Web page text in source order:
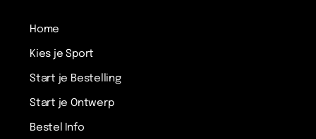
Home
Kies je Sport
Start je Bestelling
Start je Ontwerp
Bestel Info